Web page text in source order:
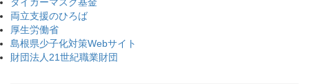
タイガーマスク基金
両立支援のひろば
厚生労働省
島根県少子化対策Webサイト
財団法人21世紀職業財団